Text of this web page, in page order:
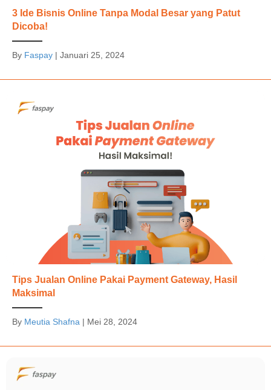
3 Ide Bisnis Online Tanpa Modal Besar yang Patut
Dicoba!
By Faspay | Januari 25, 2024
Tips Jualan Online Pakai Payment Gateway, Hasil
Maksimal
By Meutia Shafna | Mei 28, 2024